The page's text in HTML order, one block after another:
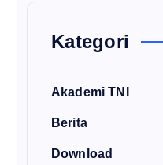
Kategori
Akademi TNI
Berita
Download